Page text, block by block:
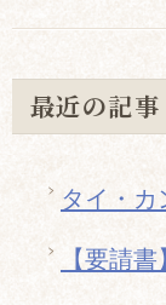
最近の記事
タイ・カ
【要請